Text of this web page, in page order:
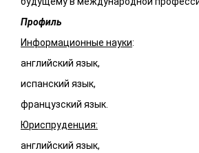
Профиль
Информационные науки:
английский язык,
испанский язык,
французский язык.
Юриспруденция:
английский язык,